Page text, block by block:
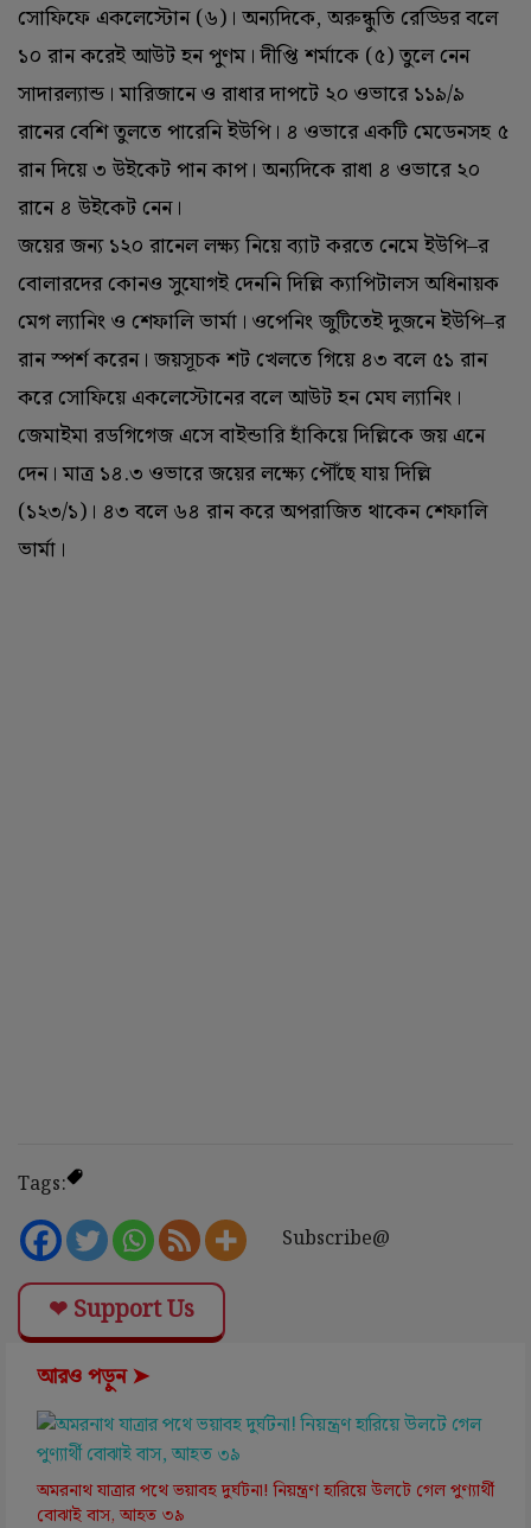
সোফিফে একলেস্টোন (‌৬)‌। অন্যদিকে, অরুন্ধুতি রেড্ডির বলে
১০ রান করেই আউট হন পুণম। দীপ্তি শর্মাকে (‌৫)‌ তুলে নেন
সাদারল্যান্ড। মারিজানে ও রাধার দাপটে ২০ ওভারে ১১৯/‌৯
রানের বেশি তুলতে পারেনি ইউপি। ৪ ওভারে একটি মেডেনসহ ৫
রান দিয়ে ৩ উইকেট পান কাপ। অন্যদিকে রাধা ৪ ওভারে ২০
রানে ৪ উইকেট নেন।
জয়ের জন্য ১২০ রানেল লক্ষ্য নিয়ে ব্যাট করতে নেমে ইউপি–র
বোলারদের কোনও সুযোগই দেননি দিল্লি ক্যাপিটালস অধিনায়ক
মেগ ল্যানিং ও শেফালি ভার্মা। ওপেনিং জুটিতেই দুজনে ইউপি–র
রান স্পর্শ করেন। জয়সূচক শট খেলতে গিয়ে ৪৩ বলে ৫১ রান
করে সোফিয়ে একলেস্টোনের বলে আউট হন মেঘ ল্যানিং।
জেমাইমা রডগিগেজ এসে বাইন্ডারি হাঁকিয়ে দিল্লিকে জয় এনে
দেন। মাত্র ১৪.‌৩ ওভারে জয়ের লক্ষ্যে পৌঁছে যায় দিল্লি
(‌১২৩/‌১)‌। ৪৩ বলে ৬৪ রান করে অপরাজিত থাকেন শেফালি
ভার্মা।
Tags:
Subscribe@
❤ Support Us
আরও পড়ুন ➤
অমরনাথ যাত্রার পথে ভয়াবহ দুর্ঘটনা! নিয়ন্ত্রণ হারিয়ে উলটে গেল পুণ্যার্থী
বোঝাই বাস, আহত ৩৯